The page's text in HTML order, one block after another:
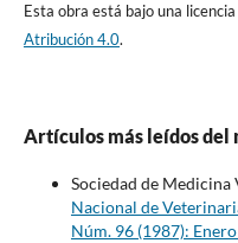
Esta obra está bajo una
Atribución 4.0.
Artículos más leídos del
Sociedad de
Nacional de
Núm. 96 (1987):